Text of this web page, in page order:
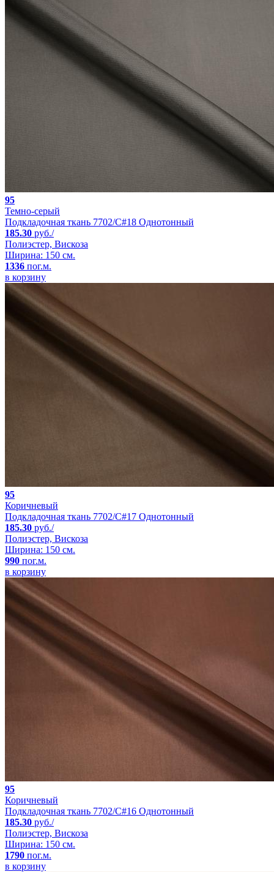
95
Темно-серый
Подкладочная ткань 7702/C#18 Однотонный
185.30 руб./
Полиэстер, Вискоза
Ширина: 150 см.
1336 пог.м.
в корзину
95
Коричневый
Подкладочная ткань 7702/C#17 Однотонный
185.30 руб./
Полиэстер, Вискоза
Ширина: 150 см.
990 пог.м.
в корзину
95
Коричневый
Подкладочная ткань 7702/C#16 Однотонный
185.30 руб./
Полиэстер, Вискоза
Ширина: 150 см.
1790 пог.м.
в корзину